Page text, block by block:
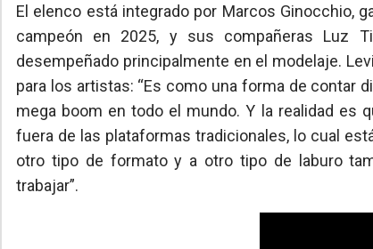
El elenco está integrado por Marcos Ginocchio,
campeón en 2025, y sus compañeras Luz
desempeñado principalmente en el modelaje.
para los artistas: “Es como una forma de contar
mega boom en todo el mundo. Y la realidad es
fuera de las plataformas tradicionales, lo cual
otro tipo de formato y a otro tipo de laburo
trabajar”.